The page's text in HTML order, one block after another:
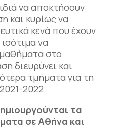
να αποκτήσουν
και κυρίως να
κενά που έχουν
να
στο
διευρύνει και
τμήματα για τη
2022.
τα
σε Αθήνα και